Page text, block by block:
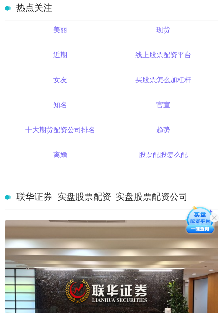
热点关注
美丽 现货
近期 线上股票配资平台
女友 买股票怎么加杠杆
知名 官宣
十大期货配资公司排名 趋势
离婚 股票配股怎么配
联华证券_实盘股票配资_实盘股票配资公司